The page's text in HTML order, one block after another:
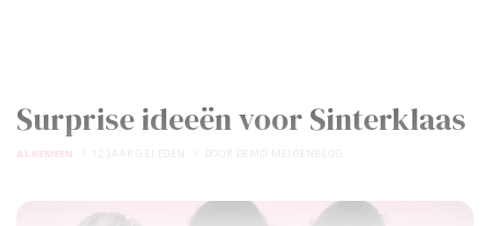
Surprise ideeën voor Sinterklaas
ALGEMEEN